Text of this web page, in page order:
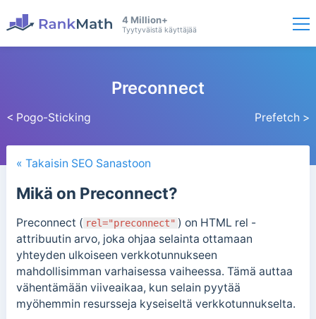
4 Million+
Tyytyväistä käyttäjää
< Pogo-Sticking
Preconnect
Prefetch >
« Takaisin SEO Sanastoon
Mikä on Preconnect?
Preconnect ( rel="preconnect" ) on HTML rel -
attribuutin arvo, joka ohjaa selainta ottamaan
yhteyden ulkoiseen verkkotunnukseen
mahdollisimman varhaisessa vaiheessa. Tämä auttaa
vähentämään viiveaikaa, kun selain pyytää
myöhemmin resursseja kyseiseltä verkkotunnukselta.